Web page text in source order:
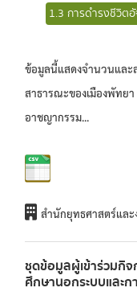
1.3 การดำรงชีวิตอั
ข้อมูลนี้แสดงจำนวนและ
สาธารณะของเมืองพัทย
อาชญากรรม...
สำนักยุทธศาสตร์แล
ชุดข้อมูลผู้เข้าร่วมกิจ
ศึกษานอกระบบและก